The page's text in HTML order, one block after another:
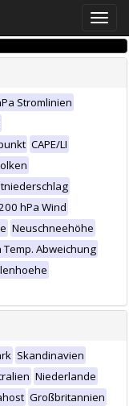
Toggle
Stromlinien
CAPE/LI
hPa Wind
Neuschneehöhe
Temp. Abweichung
Skandinavien
Niederlande
Großbritannien